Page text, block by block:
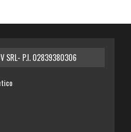
SRL- P.I. 02839380306